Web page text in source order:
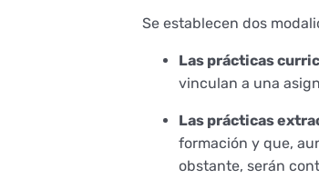
Se establecen dos
Las prácticas
vinculan a una
Las prácticas
formación y que,
obstante, serán